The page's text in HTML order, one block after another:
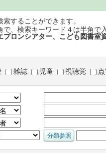
することができます。
、検索キーワード４は半角で
ロンシアター、こども図書室
雑誌 児童 視聴覚